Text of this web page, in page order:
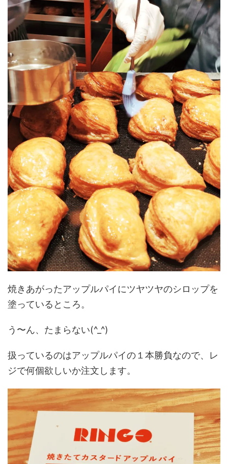
焼きあがったアップルパイにツヤツヤのシロップを
塗っているところ。
う〜ん、たまらない(^_^)
扱っているのはアップルパイの１本勝負なので、レ
ジで何個欲しいか注文します。